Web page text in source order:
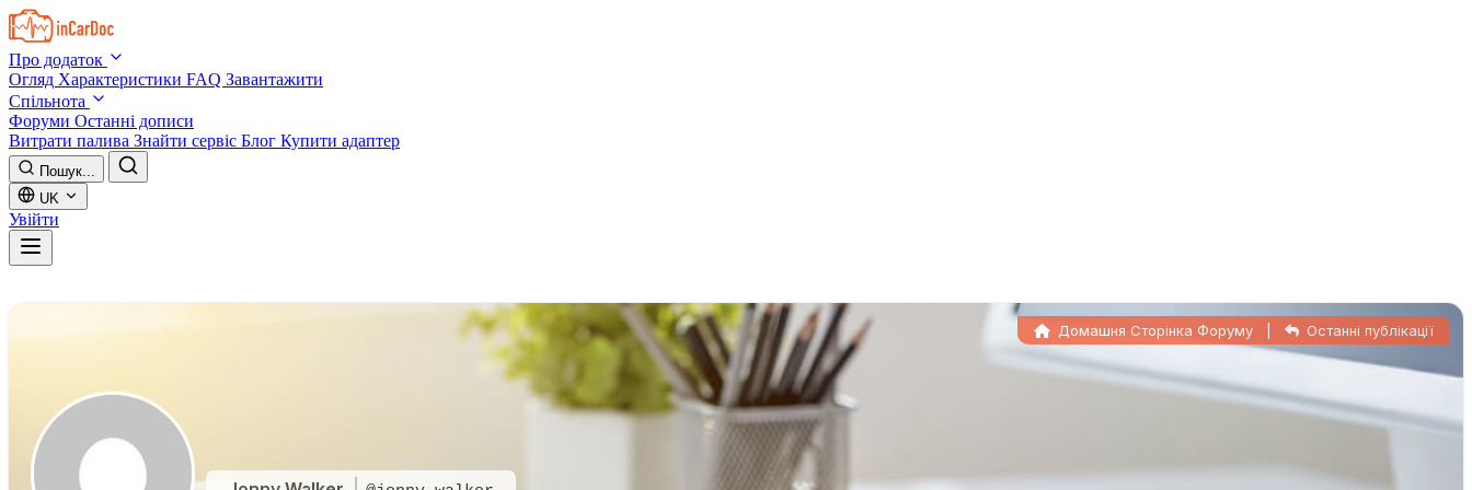
Skip to main content
Про додаток
Огляд Характеристики FAQ Завантажити
Спільнота
Форуми Останні дописи
Витрати палива Знайти сервіс Блог Купити адаптер
Пошук...
UK
Увійти
Домашня Сторінка Форуму Останні публікації